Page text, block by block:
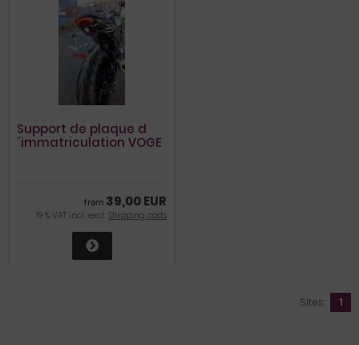
Support de plaque d
´immatriculation VOGE
from 39,00 EUR
19 % VAT incl. excl. Shipping costs
Sites: 1